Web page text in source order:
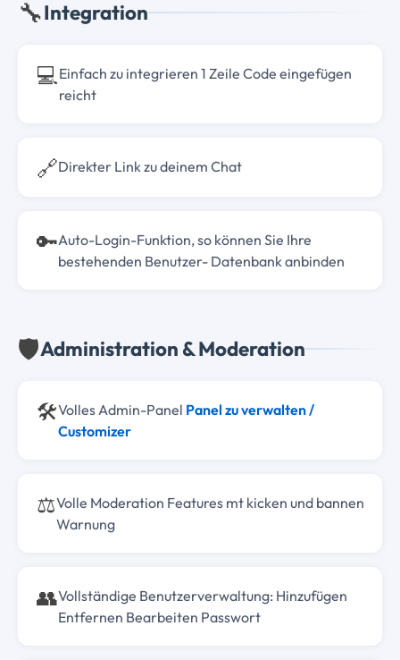
🔧Integration
💻Einfach zu integrieren 1 Zeile Code eingefügen
reicht
🔗Direkter Link zu deinem Chat
🔑Auto-Login-Funktion, so können Sie Ihre
bestehenden Benutzer- Datenbank anbinden
🛡️Administration & Moderation
🛠️Volles Admin-Panel Panel zu verwalten /
Customizer
⚖️Volle Moderation Features mt kicken und bannen
Warnung
👥Vollständige Benutzerverwaltung: Hinzufügen
Entfernen Bearbeiten Passwort